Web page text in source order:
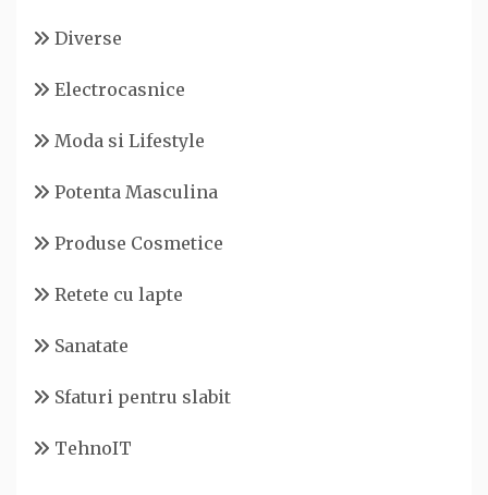
Diverse
Electrocasnice
Moda si Lifestyle
Potenta Masculina
Produse Cosmetice
Retete cu lapte
Sanatate
Sfaturi pentru slabit
TehnoIT